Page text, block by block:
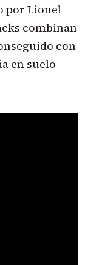
por Lionel
combinan
con
en suelo